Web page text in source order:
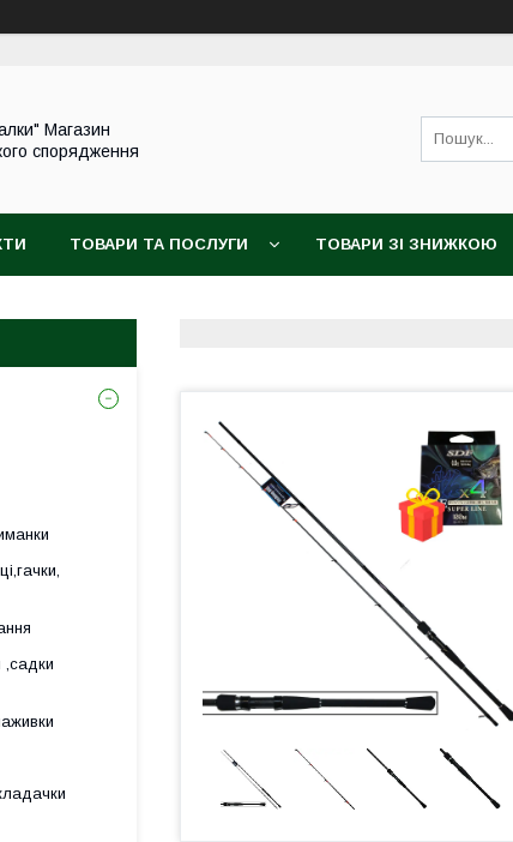
Магазин
спорядження
ТОВАРИ ТА ПОСЛУГИ ТОВАРИ ЗІ ЗНИЖКОЮ
,садки